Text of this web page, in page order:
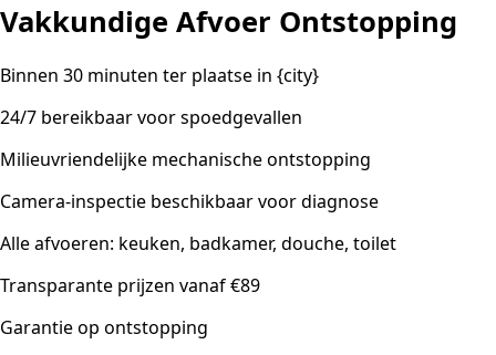
Vakkundige Afvoer Ontstopping
Binnen 30 minuten ter plaatse in {city}
24/7 bereikbaar voor spoedgevallen
Milieuvriendelijke mechanische ontstopping
Camera-inspectie beschikbaar voor diagnose
Alle afvoeren: keuken, badkamer, douche, toilet
Transparante prijzen vanaf €89
Garantie op ontstopping